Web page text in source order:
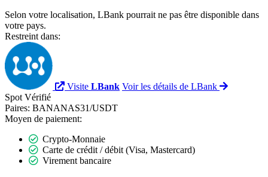
Selon votre localisation, LBank pourrait ne pas être disponible dans
votre pays.
Restreint dans:
Visite LBank Voir les détails de LBank
Spot Vérifié
Paires: BANANAS31/USDT
Moyen de paiement:
Crypto-Monnaie
Carte de crédit / débit (Visa, Mastercard)
Virement bancaire